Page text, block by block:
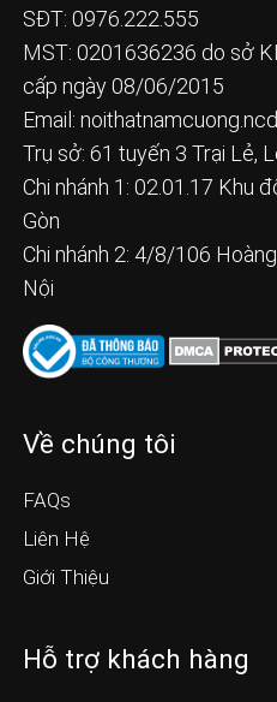
SĐT: 0976.222.555
MST: 0201636236 do sở
cấp ngày 08/06/2015
Email:
Trụ sở: 61 tuyến 3 Trại Lẻ,
Chi nhánh 1: 02.01.17 Khu
Gòn
Chi nhánh 2: 4/8/106
Nội
Về chúng tôi
FAQs
Liên Hệ
Giới Thiệu
Hỗ trợ khách hàng